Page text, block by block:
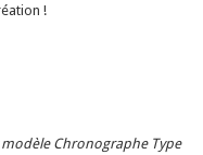
!